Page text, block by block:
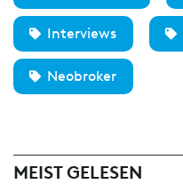
Interviews
Neobroker
MEIST GELESEN